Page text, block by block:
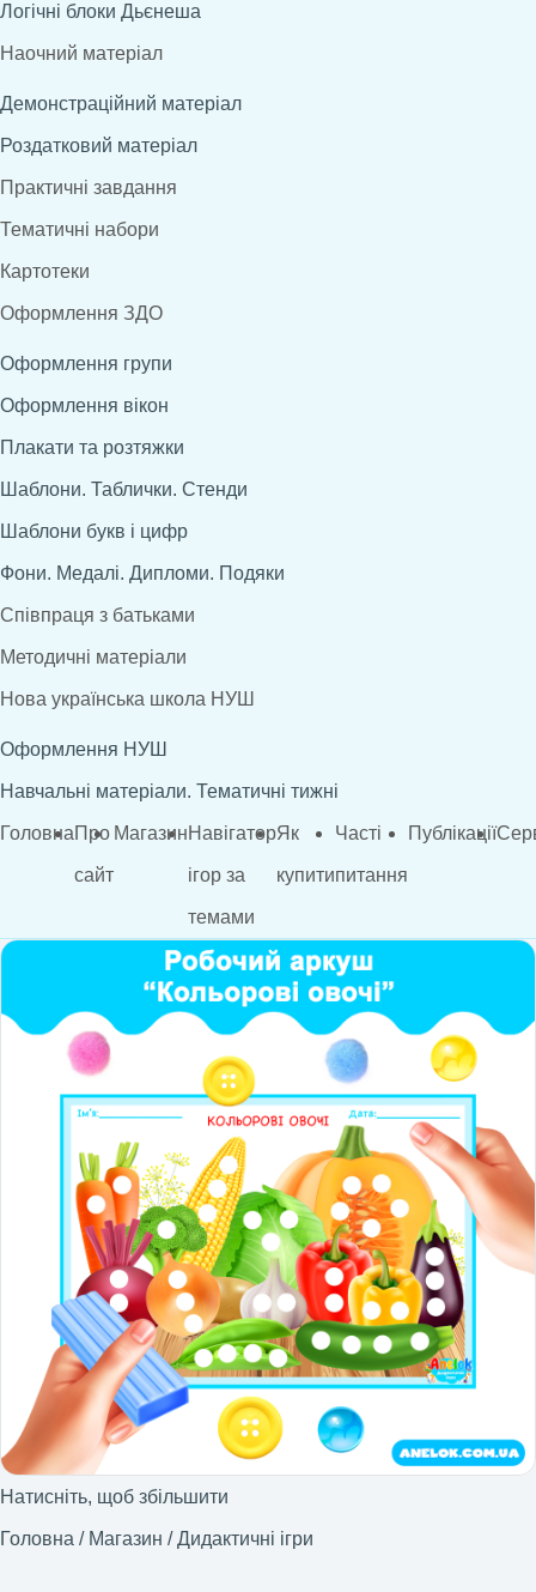
Логічні блоки Дьєнеша
Наочний матеріал
Демонстраційний матеріал
Роздатковий матеріал
Практичні завдання
Тематичні набори
Картотеки
Оформлення ЗДО
Оформлення групи
Оформлення вікон
Плакати та розтяжки
Шаблони. Таблички. Стенди
Шаблони букв і цифр
Фони. Медалі. Дипломи. Подяки
Співпраця з батьками
Методичні матеріали
Нова українська школа НУШ
Оформлення НУШ
Навчальні матеріали. Тематичні тижні
ГоловнаПро
сайт
МагазинНавігатор
ігор за
темами
Як
купити
Часті
питання
Публікації
Натисніть, щоб збільшити
Головна / Магазин / Дидактичні ігри